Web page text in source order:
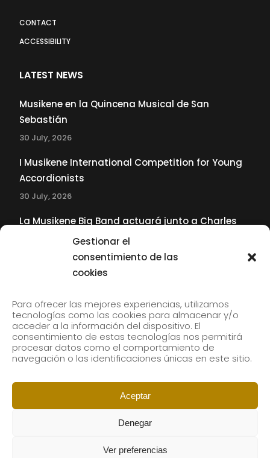
Gestionar el
consentimiento de las
cookies
Para ofrecer las mejores experiencias, utilizamos
tecnologías como las cookies para almacenar y/o
acceder a la información del dispositivo. El
consentimiento de estas tecnologías nos permitirá
procesar datos como el comportamiento de
navegación o las identificaciones únicas en este sitio.
Aceptar
Denegar
Ver preferencias
CONTACT
ACCESSIBILITY
LATEST NEWS
Musikene en la Quincena Musical de San
Sebastián
30 July, 2026
I Musikene International Competition for Young
Accordionists
30 July, 2026
La Musikene Big Band actuará junto a Charles
Tolliver en el 61 Jazzaldia
Subscribe to our newsletter to receive our news by
email.